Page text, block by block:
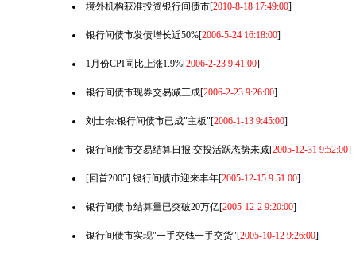
境外机构获准投资银行间债市[2010-8-18 17:49:00]
银行间债市发债增长近50%[2006-5-24 16:18:00]
1月份CPI同比上涨1.9%[2006-2-23 9:41:00]
银行间债市现券交易减三成[2006-2-23 9:26:00]
刘士余:银行间债市已成"主板"[2006-1-13 9:45:00]
银行间债市交易结算日报:交投活跃态势未减[2005-12-31 9:52:00]
[回首2005] 银行间债市迎来丰年[2005-12-15 9:51:00]
银行间债市结算量已突破20万亿[2005-12-2 9:20:00]
银行间债市实现"一手交钱一手交货"[2005-10-12 9:26:00]